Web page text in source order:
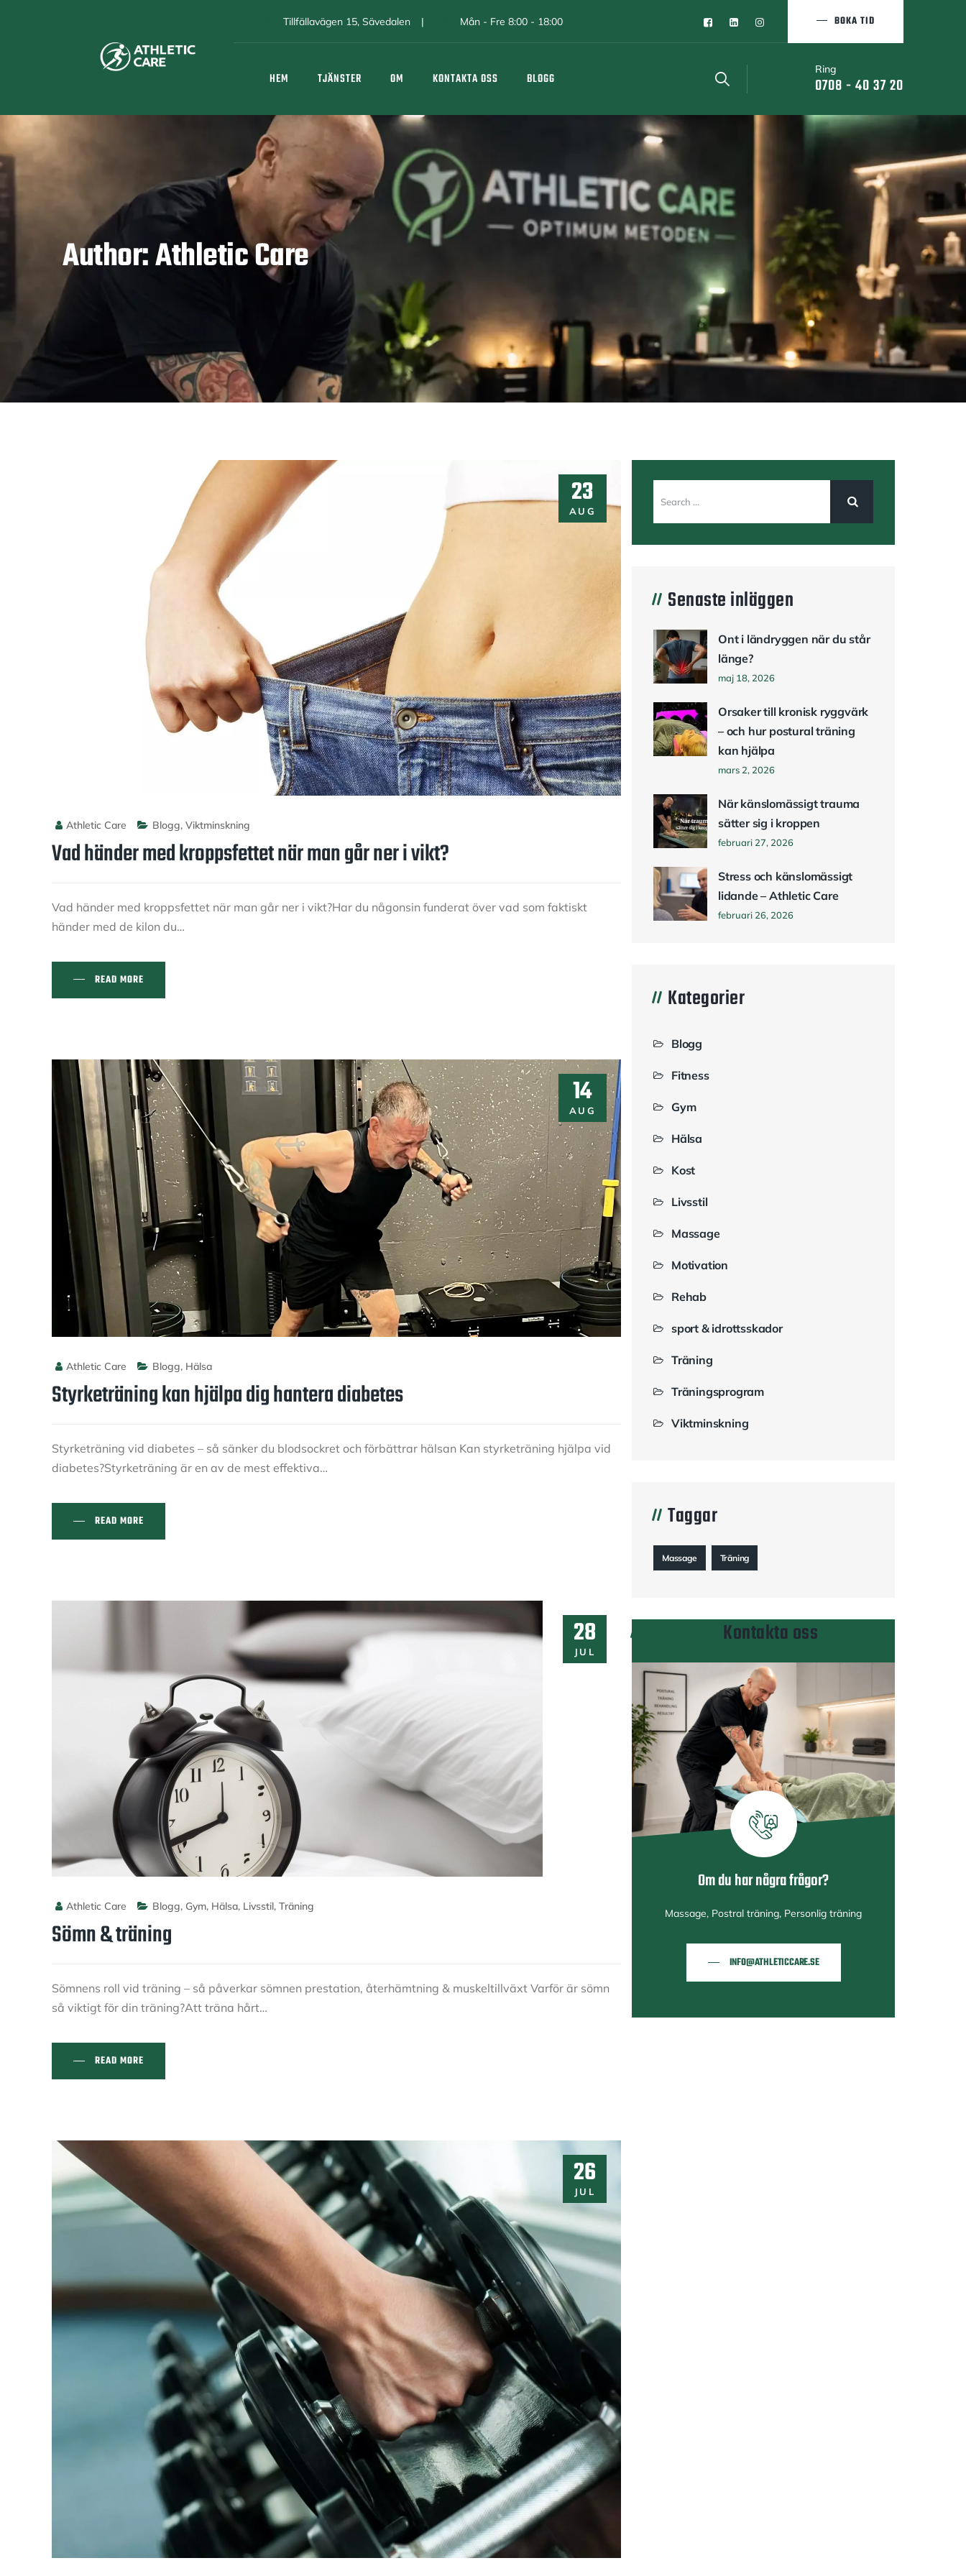
Tillfällavägen 15, Sävedalen Mån - Fre 8:00 - 18:00 BOKA TID
HEM TJÄNSTER OM KONTAKTA OSS BLOGG
Ring
0708 - 40 37 20
Author: Athletic Care
23
AUG
Athletic Care Blogg,Viktminskning
Vad händer med kroppsfettet när man går ner i vikt?
Vad händer med kroppsfettet när man går ner i vikt?Har du någonsin funderat över vad som faktiskt
händer med de kilon du…
READ MORE
14
AUG
Athletic Care Blogg, Hälsa
Styrketräning kan hjälpa dig hantera diabetes
Styrketräning vid diabetes – så sänker du blodsockret och förbättrar hälsan Kan styrketräning hjälpa vid
diabetes?Styrketräning är en av de mest effektiva…
READ MORE
28
JUL
Athletic Care Blogg, Gym, Hälsa, Livsstil,Träning
Sömn & träning
Sömnens roll vid träning – så påverkar sömnen prestation, återhämtning & muskeltillväxt Varför är sömn
så viktigt för din träning?Att träna hårt…
READ MORE
26
JUL
Senaste inläggen
Ont i ländryggen när du står
länge?
maj 18, 2026
Orsaker till kronisk ryggvärk
– och hur postural träning
kan hjälpa
mars 2, 2026
När känslomässigt trauma
sätter sig i kroppen
februari 27, 2026
Stress och känslomässigt
lidande – Athletic Care
februari 26, 2026
Kategorier
Blogg
Fitness
Gym
Hälsa
Kost
Livsstil
Massage
Motivation
Rehab
sport & idrottsskador
Träning
Träningsprogram
Viktminskning
Taggar
Massage Träning
Kontakta oss
Om du har några frågor?
Massage, Postral träning, Personlig träning
INFO@ATHLETICCARE.SE